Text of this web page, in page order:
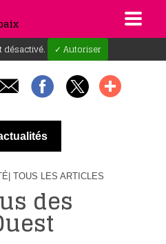
désactivé. ✓ Autoriser
| TOUS LES ARTICLES
des